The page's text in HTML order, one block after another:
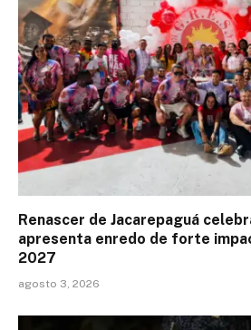
Renascer de Jacarepaguá
apresenta enredo de forte
2027
agosto 3, 2026